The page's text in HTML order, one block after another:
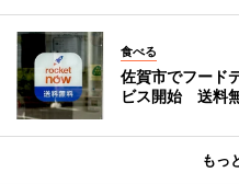
食べる
佐賀市でフード
ビス開始 送料
もっ